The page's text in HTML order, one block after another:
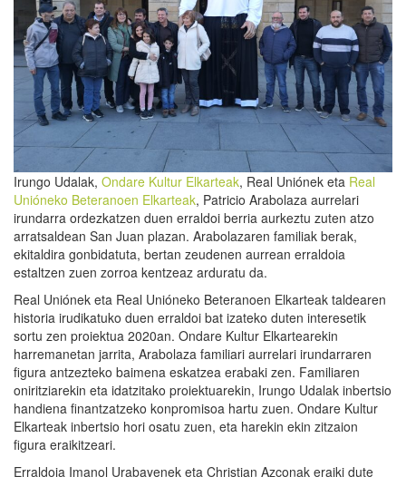
Irungo Udalak, Ondare Kultur Elkarteak, Real Uniónek eta Real
Unióneko Beteranoen Elkarteak, Patricio Arabolaza aurrelari
irundarra ordezkatzen duen erraldoi berria aurkeztu zuten atzo
arratsaldean San Juan plazan. Arabolazaren familiak berak,
ekitaldira gonbidatuta, bertan zeudenen aurrean erraldoia
estaltzen zuen zorroa kentzeaz arduratu da.
Real Uniónek eta Real Unióneko Beteranoen Elkarteak taldearen
historia irudikatuko duen erraldoi bat izateko duten interesetik
sortu zen proiektua 2020an. Ondare Kultur Elkartearekin
harremanetan jarrita, Arabolaza familiari aurrelari irundarraren
figura antzezteko baimena eskatzea erabaki zen. Familiaren
oniritziarekin eta idatzitako proiektuarekin, Irungo Udalak inbertsio
handiena finantzatzeko konpromisoa hartu zuen. Ondare Kultur
Elkarteak inbertsio hori osatu zuen, eta harekin ekin zitzaion
figura eraikitzeari.
Erraldoia Imanol Urabayenek eta Christian Azconak eraiki dute